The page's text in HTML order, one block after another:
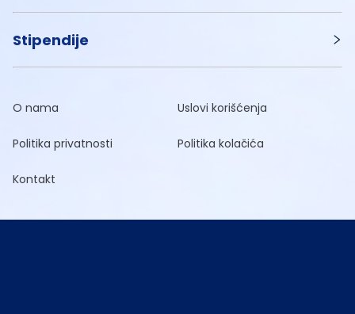
Stipendije
O nama Uslovi korišćenja
Politika privatnosti Politika kolačića
Kontakt